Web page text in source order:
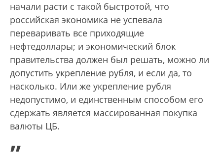
начали расти с такой быстротой, что
российская экономика не успевала
переваривать все приходящие
нефтедоллары; и экономический блок
правительства должен был решать, можно ли
допустить укрепление рубля, и если да, то
насколько. Или же укрепление рубля
недопустимо, и единственным способом его
сдержать является массированная покупка
валюты ЦБ.
„